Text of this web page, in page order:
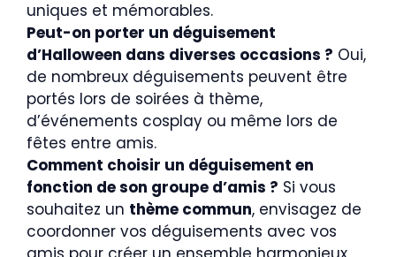
uniques et mémorables.
Peut-on porter un déguisement
d’Halloween dans diverses occasions ? Oui,
de nombreux déguisements peuvent être
portés lors de soirées à thème,
d’événements cosplay ou même lors de
fêtes entre amis.
Comment choisir un déguisement en
fonction de son groupe d’amis ? Si vous
souhaitez un thème commun, envisagez de
coordonner vos déguisements avec vos